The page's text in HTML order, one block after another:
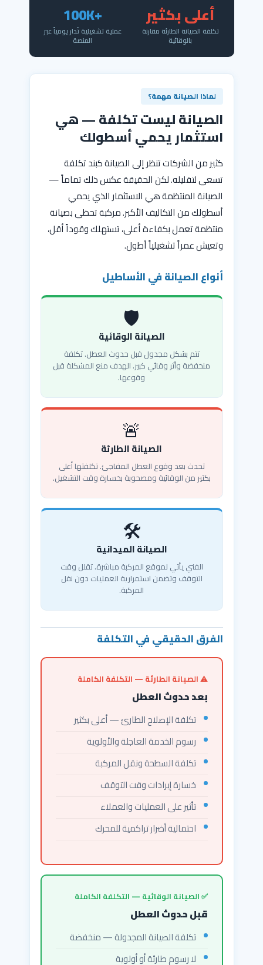
أعلى بكثير
تكلفة الصيانة الطارئة مقارنة
بالوقائية
+100K
عملية تشغيلية تُدار يومياً عبر
المنصة
لماذا الصيانة مهمة؟
الصيانة ليست تكلفة — هي
استثمار يحمي أسطولك
كثير من الشركات تنظر إلى الصيانة كبند تكلفة
تسعى لتقليله. لكن الحقيقة عكس ذلك تماماً —
الصيانة المنتظمة هي الاستثمار الذي يحمي
أسطولك من التكاليف الأكبر. مركبة تحظى بصيانة
منتظمة تعمل بكفاءة أعلى، تستهلك وقوداً أقل،
وتعيش عمراً تشغيلياً أطول.
أنواع الصيانة في الأساطيل
🛡️
الصيانة الوقائية
تتم بشكل مجدول قبل حدوث العطل. تكلفة
منخفضة وأثر وقائي كبير. الهدف منع المشكلة قبل
وقوعها.
🚨
الصيانة الطارئة
تحدث بعد وقوع العطل المفاجئ. تكلفتها أعلى
بكثير من الوقائية ومصحوبة بخسارة وقت التشغيل.
🛠️
الصيانة الميدانية
الفني يأتي لموقع المركبة مباشرة. تقلل وقت
التوقف وتضمن استمرارية العمليات دون نقل
المركبة.
الفرق الحقيقي في التكلفة
⚠️ الصيانة الطارئة — التكلفة الكاملة
بعد حدوث العطل
تكلفة الإصلاح الطارئ — أعلى بكثير
رسوم الخدمة العاجلة والأولوية
تكلفة السطحة ونقل المركبة
خسارة إيرادات وقت التوقف
تأثير على العمليات والعملاء
احتمالية أضرار تراكمية للمحرك
✅ الصيانة الوقائية — التكلفة الكاملة
قبل حدوث العطل
تكلفة الصيانة المجدولة — منخفضة
لا رسوم طارئة أو أولوية